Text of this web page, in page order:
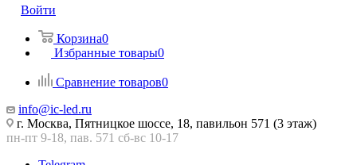
Войти
Корзина0
Избранные товары0
Сравнение товаров0
info@ic-led.ru
г. Москва, Пятницкое шоссе, 18, павильон 571 (3 этаж)
пн-пт 9-18, пав. 571 сб-вс 10-17